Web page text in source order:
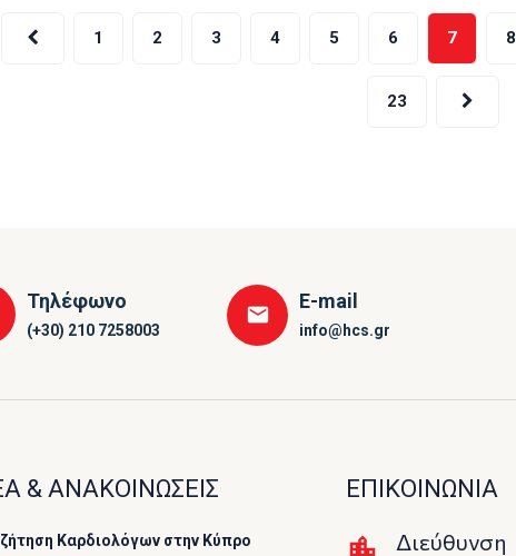
1 2 3 4 5 6 7 8
23
Τηλέφωνο
(+30) 210 7258003
E-mail
info@hcs.gr
& ΑΝΑΚΟΙΝΩΣΕΙΣ
Καρδιολόγων στην Κύπρο
ΕΠΙΚΟΙΝΩΝΙΑ
Διεύθυνση